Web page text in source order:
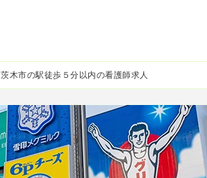
茨木市の駅徒歩５分以内の看護師求人